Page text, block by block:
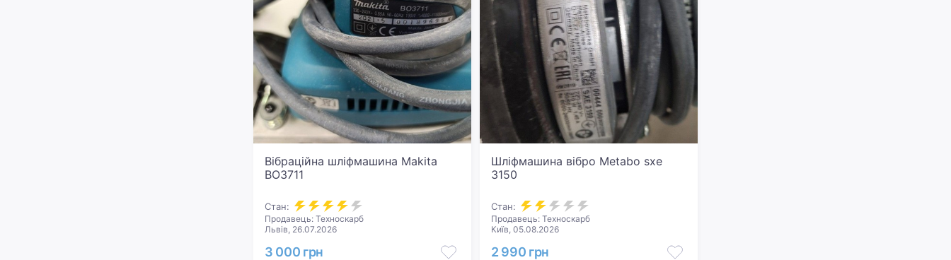
Вібраційна шліфмашина Makita
BO3711
Стан:
Продавець: Техноскарб
Львів, 26.07.2026
3 000 грн
Шліфмашина вібро Metabo sxe
3150
Стан:
Продавець: Техноскарб
Київ, 05.08.2026
2 990 грн